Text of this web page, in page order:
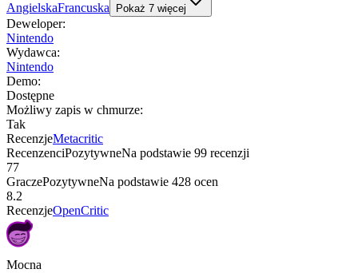
AngielskaFrancuska Pokaż 7 więcej
Deweloper:
Nintendo
Wydawca:
Nintendo
Demo:
Dostępne
Możliwy zapis w chmurze:
Tak
RecenzjeMetacritic
RecenzenciPozytywneNa podstawie 99 recenzji
77
GraczePozytywneNa podstawie 428 ocen
8.2
RecenzjeOpenCritic
Mocna